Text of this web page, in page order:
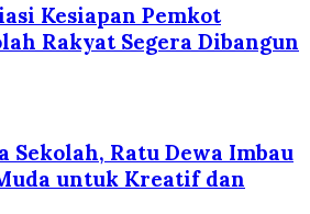
Kesiapan Pemkot
Rakyat Segera Dibangun
Sekolah, Ratu Dewa Imbau
untuk Kreatif dan